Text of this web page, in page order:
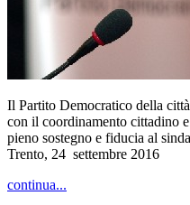
Il Partito Democratico della
con il coordinamento cittadino
pieno sostegno e fiducia al
Trento, 24 settembre 2016
continua...